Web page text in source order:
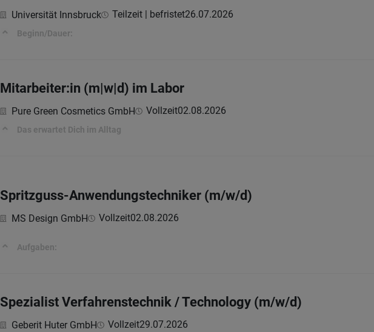
Universität Innsbruck Teilzeit | befristet26.07.2026
Beginn/Dauer:
Mitarbeiter:in (m|w|d) im Labor
Pure Green Cosmetics GmbH Vollzeit02.08.2026
Das erwartet Dich im Alltag
Spritzguss-Anwendungstechniker (m/w/d)
MS Design GmbH Vollzeit02.08.2026
Aufgaben:
Spezialist Verfahrenstechnik / Technology (m/w/d)
Geberit Huter GmbH Vollzeit29.07.2026